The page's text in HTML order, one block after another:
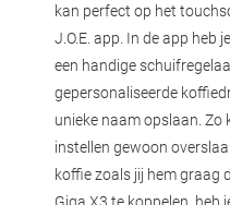
kan perfect op het
J.O.E. app. In de app heb
een handige
gepersonaliseerde
unieke naam opslaan. Zo
instellen gewoon
koffie zoals jij hem graag
Giga X3 te koppelen, heb